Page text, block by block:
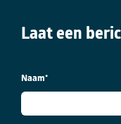
Laat een
Naam*